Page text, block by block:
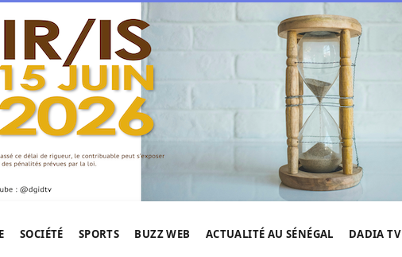
SOCIÉTÉ SPORTS BUZZ WEB ACTUALITÉ AU SÉNÉGAL DADIA TV